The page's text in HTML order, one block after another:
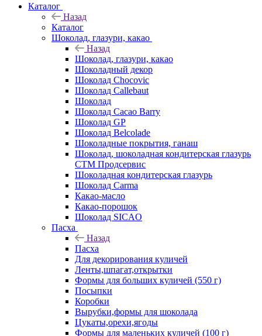
Каталог
Назад
Каталог
Шоколад, глазури, какао
Назад
Шоколад, глазури, какао
Шоколадный декор
Шоколад Chocovic
Шоколад Callebaut
Шоколад
Шоколад Cacao Barry
Шоколад GP
Шоколад Belcolade
Шоколадные покрытия, ганаш
Шоколад, шоколадная кондитерская глазурь
СТМ Продсервис
Шоколадная кондитерская глазурь
Шоколад Carma
Какао-масло
Какао-порошок
Шоколад SICAO
Пасха
Назад
Пасха
Для декорирования куличей
Ленты,шпагат,открытки
Формы для больших куличей (550 г)
Посыпки
Коробки
Вырубки,формы для шоколада
Цукаты,орехи,ягоды
Формы для маленьких куличей (100 г)